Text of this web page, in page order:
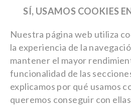
SÍ, USAMOS COOKIES
Nuestra página web utiliza
la experiencia de la
mantener el mayor
funcionalidad de las
explicamos por qué usamos
queremos conseguir con